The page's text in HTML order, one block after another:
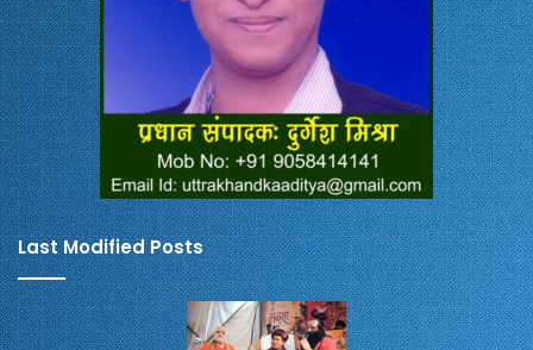
Last Modified Posts